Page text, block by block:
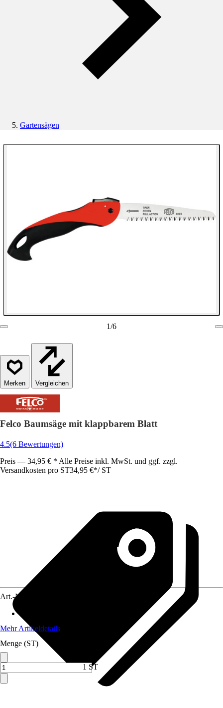
Gartensägen
1/6
Vergleichen
Felco Baumsäge mit klappbarem Blatt
4.5(6 Bewertungen)
Preis — 34,95 € * Alle Preise inkl. MwSt. und ggf. zzgl.
Versandkosten pro ST34,95 €*/ ST
Art.-Nr.
Mehr Artikeldetails
Menge (ST)
1 ST